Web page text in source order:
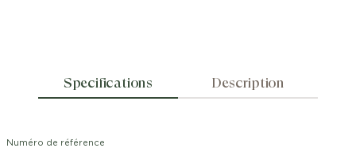
Specifications Description
Numéro de référence